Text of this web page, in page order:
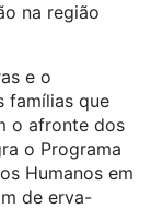
na região
e o
famílias que
o afronte dos
o Programa
Humanos em
de erva-